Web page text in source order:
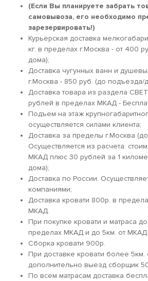
(Если Вы планируете забрать
самовывоза, его необходимо
зарезервировать!)
Курьерская доставка
кг. в пределах г.Москва - от 400
дома);
Доставка чугунных ванн и
г.Москва - 850 руб. (до подъезда/
Доставка товара из раздела
рублей в пределах МКАД -
Подъем на этаж
осуществляется силами клиента;
Доставка за пределы г.Москва
Осуществляется из расчета:
МКАД плюс 30 рублей за 1
дома);
Доставка по России.
компаниями;
Доставка кровати 800р. в
МКАД.
При покупке кровати и матраса
пределах МКАД и до 5км. от
Сборка кровати 900р.
При доставке кровати более
дополнительно выезд сборщик
По всем матрасам доставка